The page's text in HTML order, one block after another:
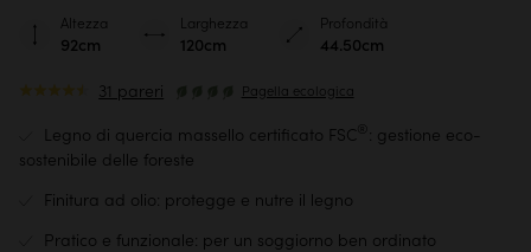
31 pareri Pagella ecologica
Legno di quercia massello certificato FSC
: gestione eco-
sostenibile delle foreste
Finitura ad olio: protegge e nutre il legno
Pratico e funzionale: per un soggiorno ben ordinato
Altezza
92cm
Larghezza
120cm
Profondità
44.50cm